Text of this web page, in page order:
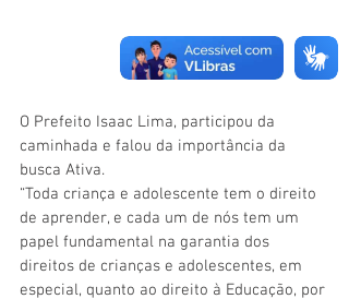
O Prefeito Isaac Lima, participou da
caminhada e falou da importância da
busca Ativa.
“Toda criança e adolescente tem o direito
de aprender, e cada um de nós tem um
papel fundamental na garantia dos
direitos de crianças e adolescentes, em
especial, quanto ao direito à Educação, por